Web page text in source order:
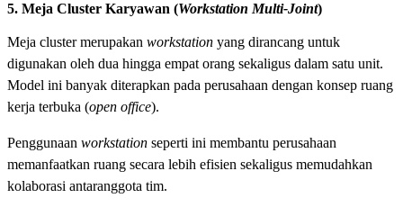
5. Meja Cluster Karyawan (Workstation Multi-Joint)
Meja cluster merupakan workstation yang dirancang untuk
digunakan oleh dua hingga empat orang sekaligus dalam satu unit.
Model ini banyak diterapkan pada perusahaan dengan konsep ruang
kerja terbuka (open office).
Penggunaan workstation seperti ini membantu perusahaan
memanfaatkan ruang secara lebih efisien sekaligus memudahkan
kolaborasi antaranggota tim.